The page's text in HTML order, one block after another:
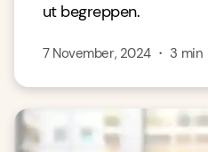
ut begreppen.
7 November, 2024・ 3 min